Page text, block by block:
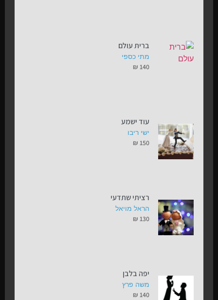
ברית עולם
מתי כספי
₪ 140
עוד ישמע
ישי ריבו
₪ 150
רציתי שתדעי
הראל מויאל
₪ 130
יפה בלבן
משה פרץ
₪ 140